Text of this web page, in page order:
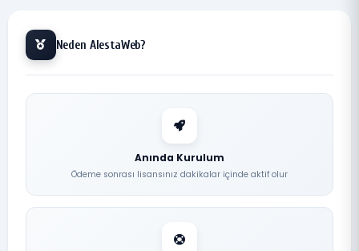
Neden AlestaWeb?
Anında Kurulum
Ödeme sonrası lisansınız dakikalar içinde aktif olur